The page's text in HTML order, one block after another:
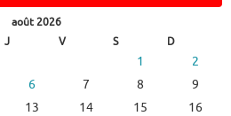
août 2026
J V S D
1
2
6 7 8
9
13 14 15
16